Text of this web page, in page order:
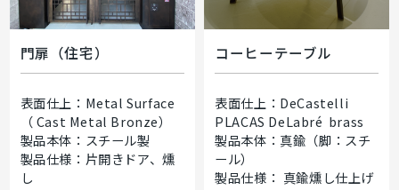
門扉（住宅）
表面仕上：Metal Surface
（ Cast Metal Bronze）
製品本体：スチール製
製品仕様：片開きドア、燻
し
コーヒーテーブル
表面仕上：DeCastelli
PLACAS DeLabré brass
製品本体：真鍮（脚：スチ
ール）
製品仕様： 真鍮燻し仕上げ